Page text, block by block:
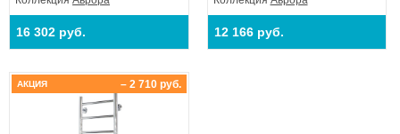
16 302 руб. 12 166 руб.
– 2 710 руб.
АКЦИЯ